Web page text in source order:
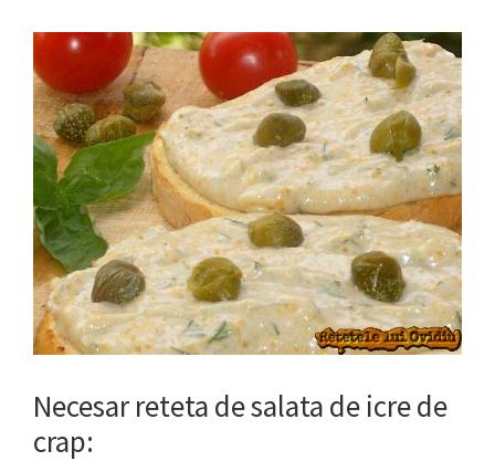
Necesar reteta de salata de icre de
crap: